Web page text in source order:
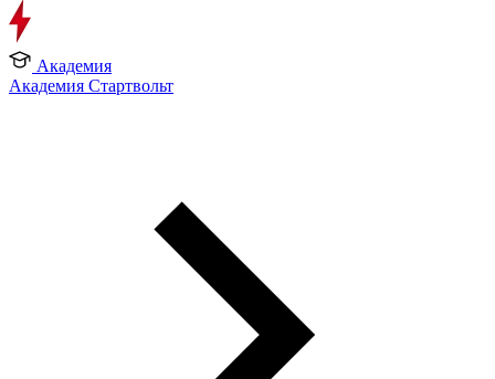
Академия
Академия Стартвольт